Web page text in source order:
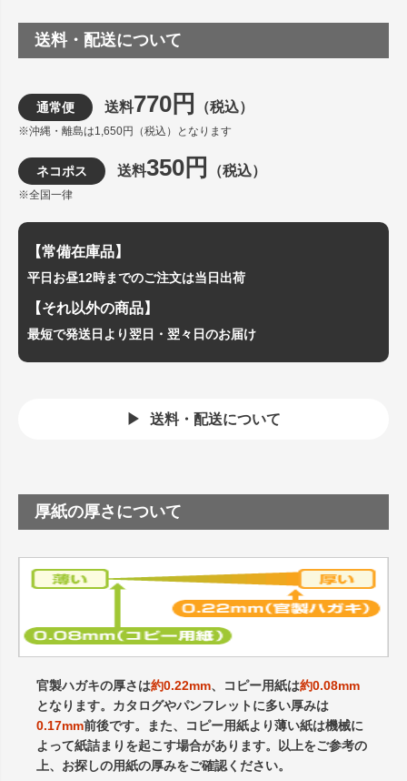
送料・配送について
通常便 送料770円 （税込）
※沖縄・離島は1,650円（税込）となります
ネコポス 送料350円 （税込）
※全国一律
【常備在庫品】
平日お昼12時までのご注文は当日出荷
【それ以外の商品】
最短で発送日より翌日・翌々日のお届け
送料・配送について
厚紙の厚さについて
官製ハガキの厚さは約0.22mm、コピー用紙は約0.08mm
となります。カタログやパンフレットに多い厚みは
0.17mm前後です。また、コピー用紙より薄い紙は機械に
よって紙詰まりを起こす場合があります。以上をご参考の
上、お探しの用紙の厚みをご確認ください。